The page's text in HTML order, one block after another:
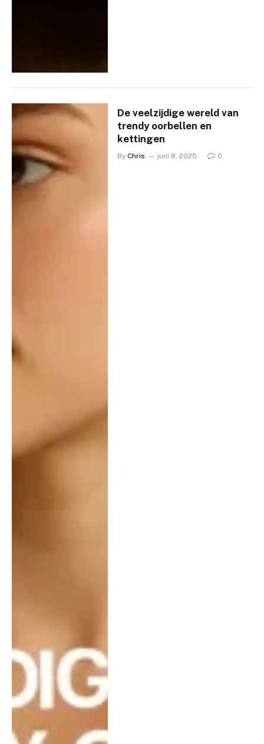
De veelzijdige wereld van
trendy oorbellen en
kettingen
By Chris juni 8, 2025 0